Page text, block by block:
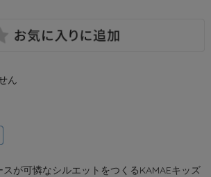
ん
が可憐なシルエットをつくるKAMAEキッズ